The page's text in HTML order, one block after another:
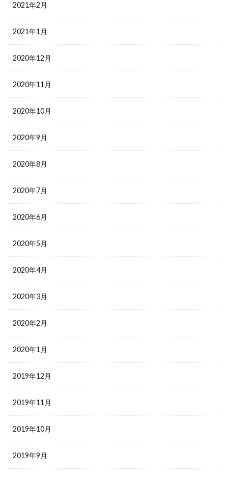
2021年2月
2021年1月
2020年12月
2020年11月
2020年10月
2020年9月
2020年8月
2020年7月
2020年6月
2020年5月
2020年4月
2020年3月
2020年2月
2020年1月
2019年12月
2019年11月
2019年10月
2019年9月